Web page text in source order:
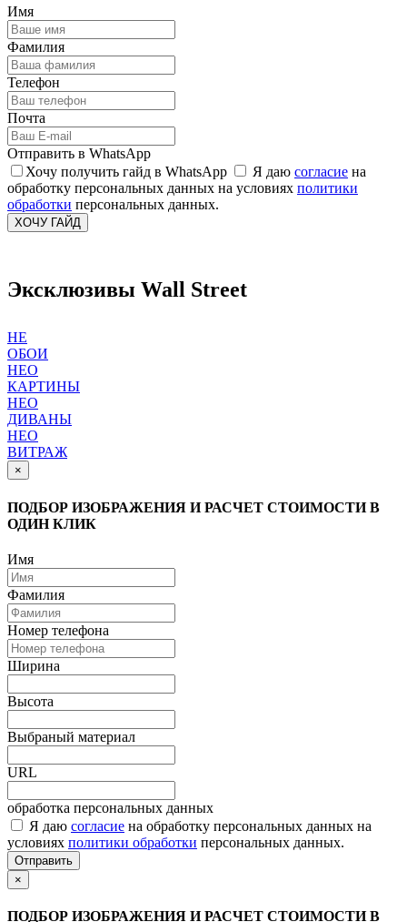
Имя
Фамилия
Телефон
Почта
Отправить в WhatsApp
Хочу получить гайд в WhatsApp
Я даю согласие на
обработку персональных данных на условиях политики
обработки персональных данных.
ХОЧУ ГАЙД
Эксклюзивы Wall Street
НЕ
ОБОИ
НЕО
КАРТИНЫ
НЕО
ДИВАНЫ
НЕО
ВИТРАЖ
×
ПОДБОР ИЗОБРАЖЕНИЯ И РАСЧЕТ СТОИМОСТИ В
ОДИН КЛИК
Имя
Фамилия
Номер телефона
Ширина
Высота
Выбраный материал
URL
обработка персональных данных
Я даю согласие на обработку персональных данных на
условиях политики обработки персональных данных.
Отправить
×
ПОДБОР ИЗОБРАЖЕНИЯ И РАСЧЕТ СТОИМОСТИ В